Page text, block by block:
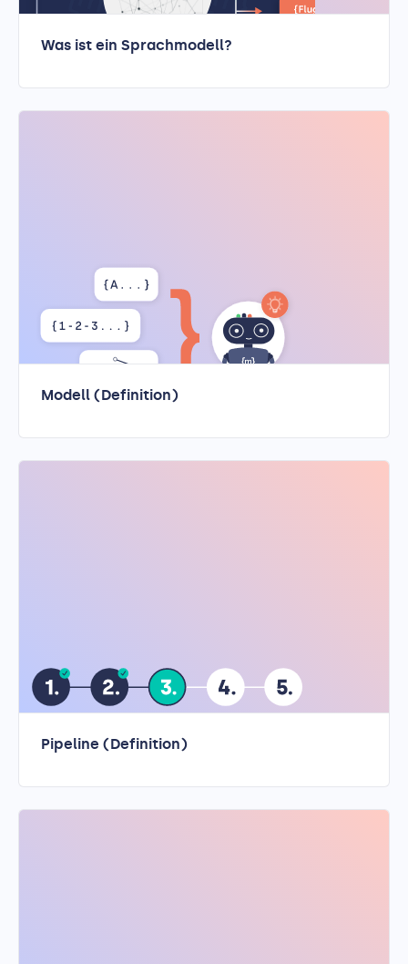
Was ist ein Sprachmodell?
Modell (Definition)
Pipeline (Definition)